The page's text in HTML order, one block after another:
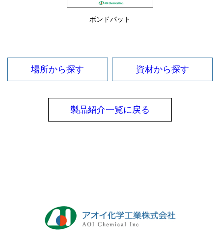
ボンドパット
場所から探す 資材から探す
製品紹介一覧に戻る